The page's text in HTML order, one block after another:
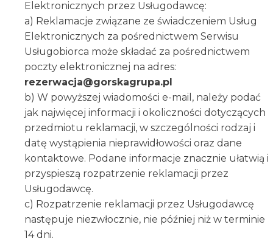
Elektronicznych przez Usługodawcę:
a) Reklamacje związane ze świadczeniem Usług
Elektronicznych za pośrednictwem Serwisu
Usługobiorca może składać za pośrednictwem
poczty elektronicznej na adres:
rezerwacja@gorskagrupa.pl
b) W powyższej wiadomości e-mail, należy podać
jak najwięcej informacji i okoliczności dotyczących
przedmiotu reklamacji, w szczególności rodzaj i
datę wystąpienia nieprawidłowości oraz dane
kontaktowe. Podane informacje znacznie ułatwią i
przyspieszą rozpatrzenie reklamacji przez
Usługodawcę.
c) Rozpatrzenie reklamacji przez Usługodawcę
następuje niezwłocznie, nie później niż w terminie
14 dni.